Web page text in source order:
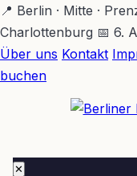
Zum
Hauptinhalt
springen
📍 Berlin · Mitte ·
Charlottenburg 📅 6.
Über uns Kontakt
buchen
✕